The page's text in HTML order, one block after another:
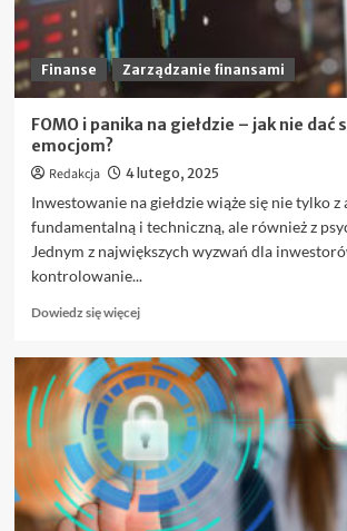
kto
może
niej
Finanse Zarządzanie finansami
FOMO i panika na giełdzie – jak nie dać
emocjom?
Redakcja 4 lutego, 2025
Inwestowanie na giełdzie wiąże się nie tylko z
fundamentalną i techniczną, ale również z
Jednym z największych wyzwań dla
kontrolowanie...
Dowiedz się więcejDowiedz
o
FOMO
i
panika
na
giełdzie
–
jak